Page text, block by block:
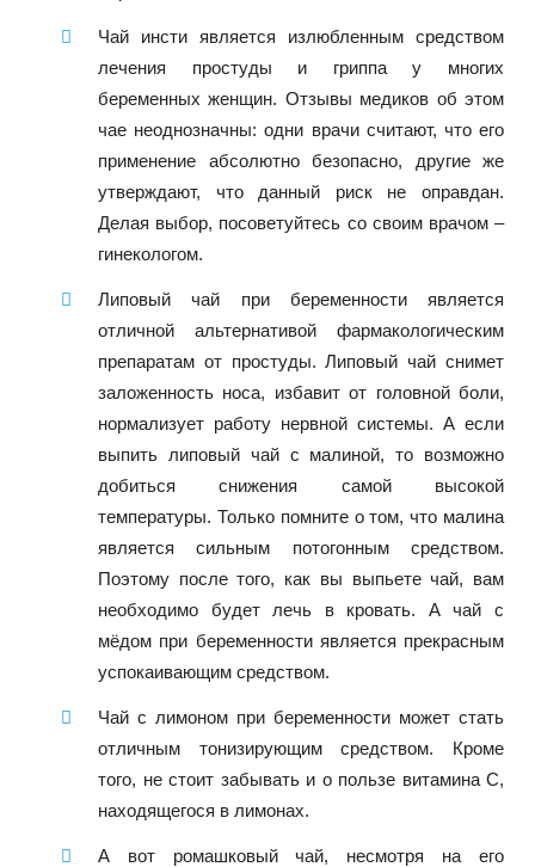
Чай инсти является излюбленным средством
лечения простуды и гриппа у многих
беременных женщин. Отзывы медиков об этом
чае неоднозначны: одни врачи считают, что его
применение абсолютно безопасно, другие же
утверждают, что данный риск не оправдан.
Делая выбор, посоветуйтесь со своим врачом –
гинекологом.
Липовый чай при беременности является
отличной альтернативой фармакологическим
препаратам от простуды. Липовый чай снимет
заложенность носа, избавит от головной боли,
нормализует работу нервной системы. А если
выпить липовый чай с малиной, то возможно
добиться снижения самой высокой
температуры. Только помните о том, что малина
является сильным потогонным средством.
Поэтому после того, как вы выпьете чай, вам
необходимо будет лечь в кровать. А чай с
мёдом при беременности является прекрасным
успокаивающим средством.
Чай с лимоном при беременности может стать
отличным тонизирующим средством. Кроме
того, не стоит забывать и о пользе витамина С,
находящегося в лимонах.
А вот ромашковый чай, несмотря на его